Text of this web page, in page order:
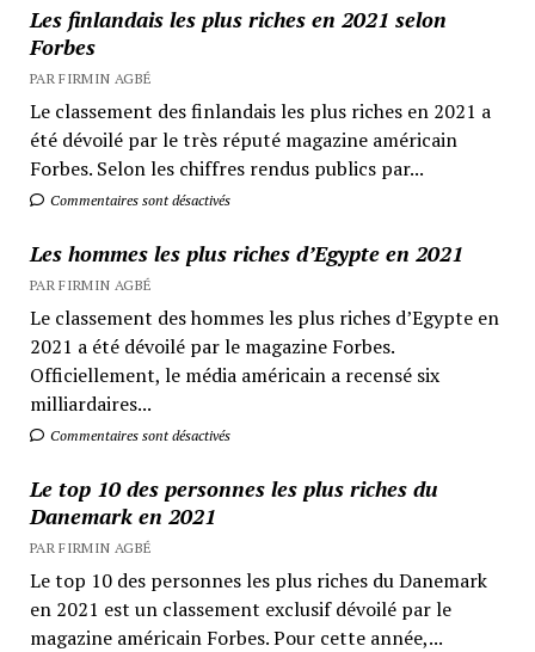
Les finlandais les plus riches en 2021 selon
Forbes
PAR FIRMIN AGBÉ
Le classement des finlandais les plus riches en 2021 a
été dévoilé par le très réputé magazine américain
Forbes. Selon les chiffres rendus publics par...
Commentaires sont désactivés
Les hommes les plus riches d’Egypte en 2021
PAR FIRMIN AGBÉ
Le classement des hommes les plus riches d’Egypte en
2021 a été dévoilé par le magazine Forbes.
Officiellement, le média américain a recensé six
milliardaires...
Commentaires sont désactivés
Le top 10 des personnes les plus riches du
Danemark en 2021
PAR FIRMIN AGBÉ
Le top 10 des personnes les plus riches du Danemark
en 2021 est un classement exclusif dévoilé par le
magazine américain Forbes. Pour cette année,...